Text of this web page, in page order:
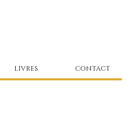
LIVRES CONTACT